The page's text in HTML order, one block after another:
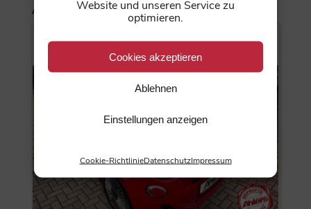
Website und unseren Service zu
optimieren.
Cookies akzeptieren
Ablehnen
Einstellungen anzeigen
Cookie-RichtlinieDatenschutzImpressum
Ähnliche Fahrzeuge
31